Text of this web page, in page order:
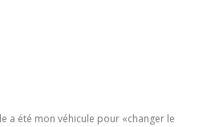
a été mon véhicule pour «changer le